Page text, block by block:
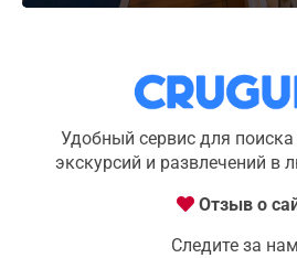
Удобный сервис для
экскурсий и развлечений в
Отзыв о
Следите за